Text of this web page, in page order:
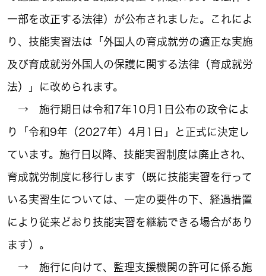
一部を改正する法律）が公布されました。これによ
り、技能実習法は「外国人の育成就労の適正な実施
及び育成就労外国人の保護に関する法律（育成就労
法）」に改められます。
→ 施行期日は令和7年10月1日公布の政令によ
り「令和9年（2027年）4月1日」と正式に決定し
ています。施行日以降、技能実習制度は廃止され、
育成就労制度に移行します（既に技能実習を行って
いる実習生については、一定の要件の下、経過措置
により従来どおり技能実習を継続できる場合があり
ます）。
→ 施行に向けて、監理支援機関の許可に係る施